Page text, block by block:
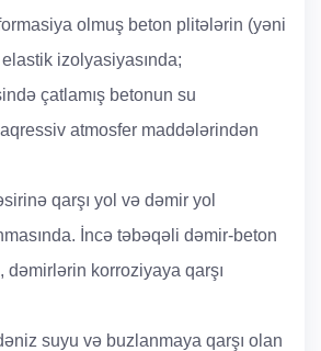
olmuş beton plitələrin (yəni
izolyasiyasında;
çatlamış betonun su
aqressiv atmosfer maddələrindən
qarşı yol və dəmir yol
İncə təbəqəli dəmir-beton
dəmirlərin korroziyaya qarşı
suyu və buzlanmaya qarşı olan